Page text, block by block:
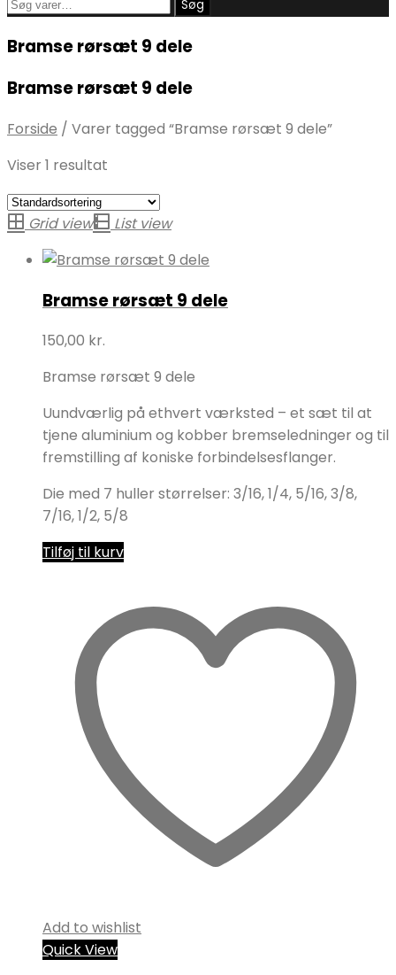
Søg
Bramse rørsæt 9 dele
Bramse rørsæt 9 dele
Forside / Varer tagged “Bramse rørsæt 9 dele”
Viser 1 resultat
Grid view List view
Bramse rørsæt 9 dele
150,00 kr.
Bramse rørsæt 9 dele
Uundværlig på ethvert værksted – et sæt til at
tjene aluminium og kobber bremseledninger og til
fremstilling af koniske forbindelsesflanger.
Die med 7 huller størrelser: 3/16, 1/4, 5/16, 3/8,
7/16, 1/2, 5/8
Tilføj til kurv
Add to wishlist
Quick View